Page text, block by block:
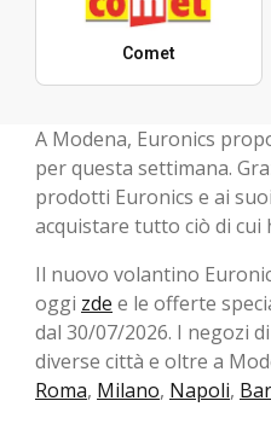
Comet
A Modena, Euronics
per questa settimana.
prodotti Euronics e ai
acquistare tutto ciò di cui
Il nuovo volantino
oggi zde e le offerte
dal 30/07/2026. I negozi
diverse città e oltre a
Roma, Milano, Napoli,